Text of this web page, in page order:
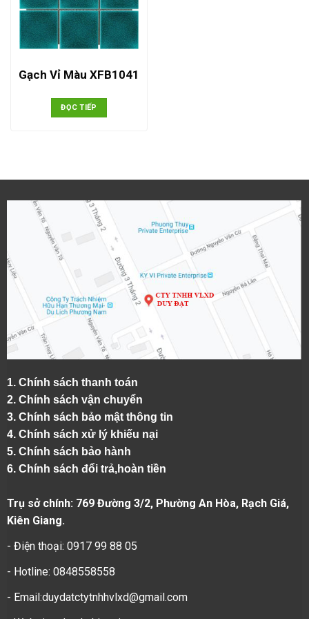
Gạch Vỉ Màu XFB1041
ĐỌC TIẾP
1. Chính sách thanh toán
2. Chính sách vận chuyển
3. Chính sách bảo mật thông tin
4. Chính sách xử lý khiếu nại
5. Chính sách bảo hành
6. Chính sách đổi trả,hoàn tiền
Trụ sở chính: 769 Đường 3/2, Phường An Hòa, Rạch Giá,
Kiên Giang.
- Điện thoại: 0917 99 88 05
- Hotline: 0848558558
- Email:duydatctytnhhvlxd@gmail.com